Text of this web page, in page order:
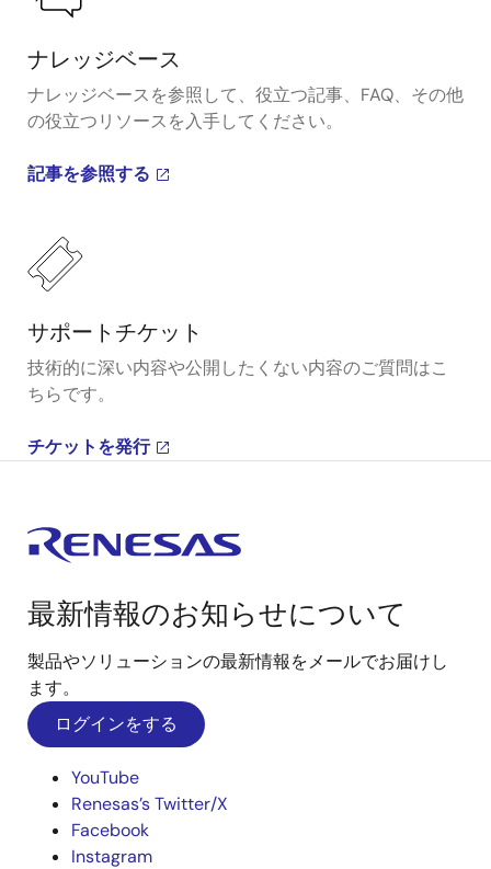
ナレッジベース
ナレッジベースを参照して、役立つ記事、FAQ、その他
の役立つリソースを入手してください。
記事を参照する
サポートチケット
技術的に深い内容や公開したくない内容のご質問はこ
ちらです。
チケットを発行
最新情報のお知らせについて
製品やソリューションの最新情報をメールでお届けし
ます。
ログインをする
YouTube
Renesas’s Twitter/X
Facebook
Instagram